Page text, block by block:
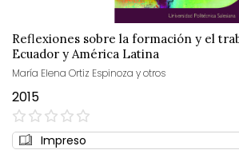
Reflexiones sobre la formación y el
Ecuador y América Latina
María Elena Ortiz Espinoza y otros
2015
0%
Impreso